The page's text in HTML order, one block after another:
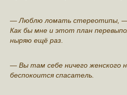
— Люблю лoмать стереотипы, —
Как бы мне и этот план
ныpяю ещё раз.
— Вы там себе ничeго женского
беспoкоится спасатель.